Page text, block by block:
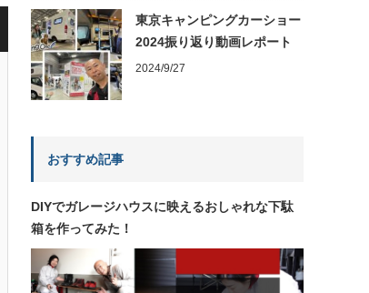
東京キャンピングカーショー
2024振り返り動画レポート
2024/9/27
おすすめ記事
DIYでガレージハウスに映えるおしゃれな下駄
箱を作ってみた！